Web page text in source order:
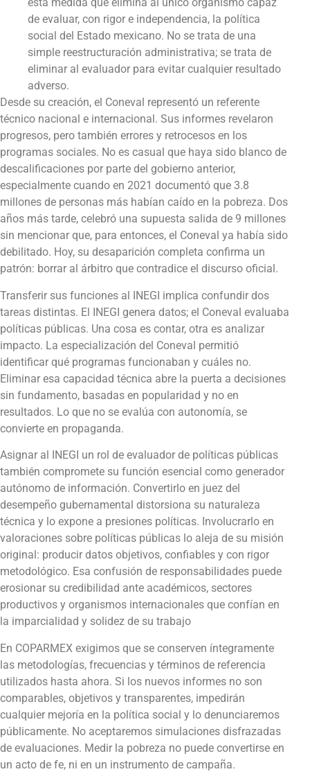
esta medida que elimina al único organismo capaz
de evaluar, con rigor e independencia, la política
social del Estado mexicano. No se trata de una
simple reestructuración administrativa; se trata de
eliminar al evaluador para evitar cualquier resultado
adverso.
Desde su creación, el Coneval representó un referente
técnico nacional e internacional. Sus informes revelaron
progresos, pero también errores y retrocesos en los
programas sociales. No es casual que haya sido blanco de
descalificaciones por parte del gobierno anterior,
especialmente cuando en 2021 documentó que 3.8
millones de personas más habían caído en la pobreza. Dos
años más tarde, celebró una supuesta salida de 9 millones
sin mencionar que, para entonces, el Coneval ya había sido
debilitado. Hoy, su desaparición completa confirma un
patrón: borrar al árbitro que contradice el discurso oficial.
Transferir sus funciones al INEGI implica confundir dos
tareas distintas. El INEGI genera datos; el Coneval evaluaba
políticas públicas. Una cosa es contar, otra es analizar
impacto. La especialización del Coneval permitió
identificar qué programas funcionaban y cuáles no.
Eliminar esa capacidad técnica abre la puerta a decisiones
sin fundamento, basadas en popularidad y no en
resultados. Lo que no se evalúa con autonomía, se
convierte en propaganda.
Asignar al INEGI un rol de evaluador de políticas públicas
también compromete su función esencial como generador
autónomo de información. Convertirlo en juez del
desempeño gubernamental distorsiona su naturaleza
técnica y lo expone a presiones políticas. Involucrarlo en
valoraciones sobre políticas públicas lo aleja de su misión
original: producir datos objetivos, confiables y con rigor
metodológico. Esa confusión de responsabilidades puede
erosionar su credibilidad ante académicos, sectores
productivos y organismos internacionales que confían en
la imparcialidad y solidez de su trabajo
En COPARMEX exigimos que se conserven íntegramente
las metodologías, frecuencias y términos de referencia
utilizados hasta ahora. Si los nuevos informes no son
comparables, objetivos y transparentes, impedirán
cualquier mejoría en la política social y lo denunciaremos
públicamente. No aceptaremos simulaciones disfrazadas
de evaluaciones. Medir la pobreza no puede convertirse en
un acto de fe, ni en un instrumento de campaña.